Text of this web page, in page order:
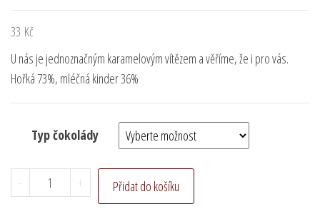
33 Kč
U nás je jednoznačným karamelovým vítězem a věříme, že i pro vás.
Hořká 73%, mléčná kinder 36%
Typ čokolády
-
s
+ Přidat do košíku